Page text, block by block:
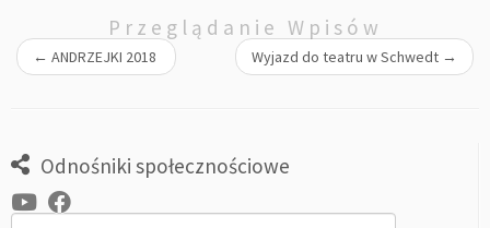
Przeglądanie Wpisów
← ANDRZEJKI 2018 Wyjazd do teatru w Schwedt →
Odnośniki społecznościowe